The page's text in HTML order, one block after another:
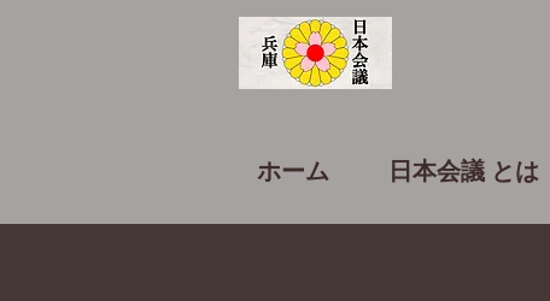
ホーム 日本会議 とは